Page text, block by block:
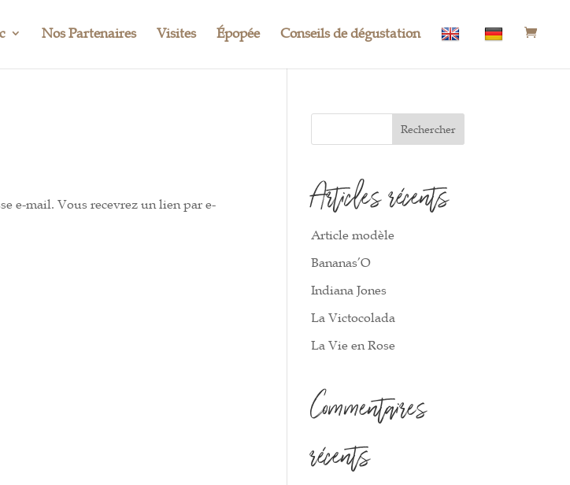
Nos Partenaires Visites Épopée Conseils de dégustation
e-mail. Vous recevrez un lien par e-
Rechercher
Articles récents
Article modèle
Bananas’O
Indiana Jones
La Victocolada
La Vie en Rose
Commentaires
récents